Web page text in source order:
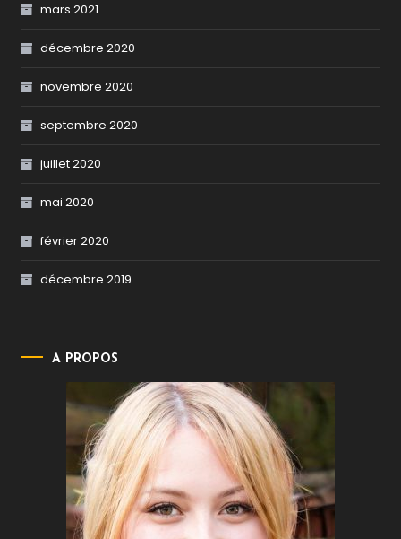
mars 2021
décembre 2020
novembre 2020
septembre 2020
juillet 2020
mai 2020
février 2020
décembre 2019
A PROPOS